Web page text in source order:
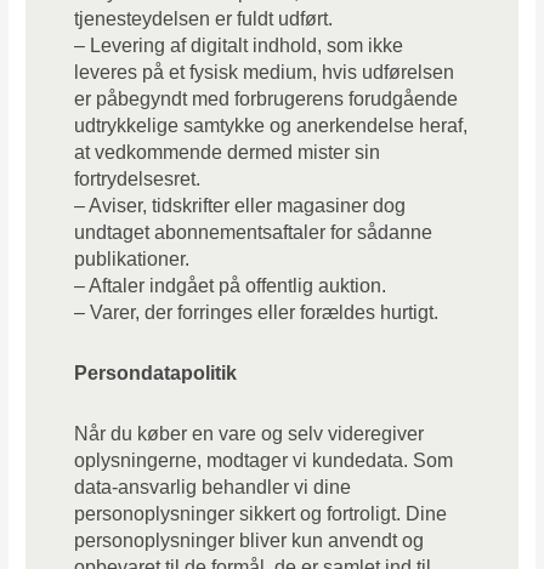
tjenesteydelsen er fuldt udført.
– Levering af digitalt indhold, som ikke
leveres på et fysisk medium, hvis udførelsen
er påbegyndt med forbrugerens forudgående
udtrykkelige samtykke og anerkendelse heraf,
at vedkommende dermed mister sin
fortrydelsesret.
– Aviser, tidskrifter eller magasiner dog
undtaget abonnementsaftaler for sådanne
publikationer.
– Aftaler indgået på offentlig auktion.
– Varer, der forringes eller forældes hurtigt.
Persondatapolitik
Når du køber en vare og selv videregiver
oplysningerne, modtager vi kundedata. Som
data-ansvarlig behandler vi dine
personoplysninger sikkert og fortroligt. Dine
personoplysninger bliver kun anvendt og